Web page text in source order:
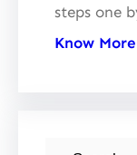
steps one
Know More